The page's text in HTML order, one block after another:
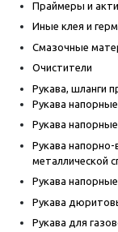
Праймеры и
Иные клея и
Смазочные
Очистители
Рукава, шланги
Рукава
Рукава
Рукава
металлической
Рукава
Рукава
Рукава для